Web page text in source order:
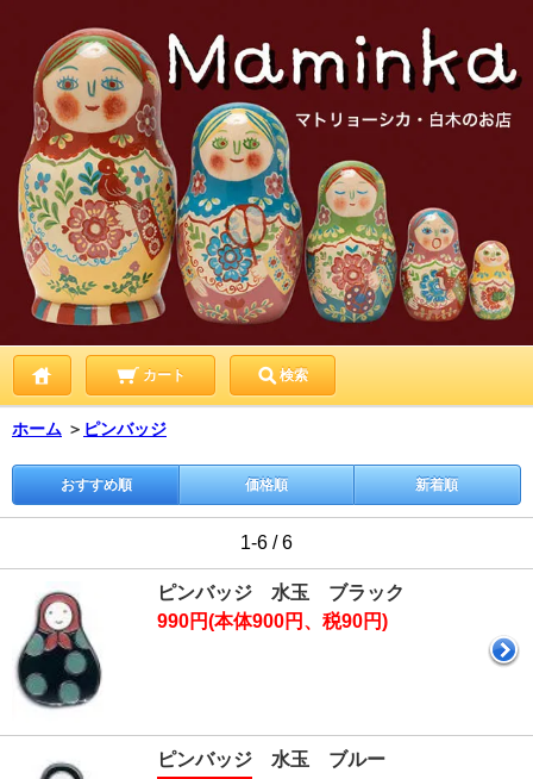
カート 検索
ホーム ＞ ピンバッジ
おすすめ順 価格順 新着順
1-6 / 6
ピンバッジ 水玉 ブラック
990円(本体900円、税90円)
ピンバッジ 水玉 ブルー